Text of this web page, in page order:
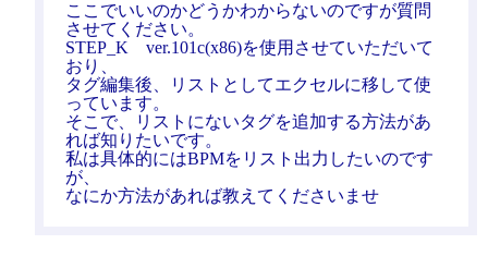
ここでいいのかどうかわからないのですが質問
させてください。
STEP_K ver.101c(x86)を使用させていただいて
おり、
タグ編集後、リストとしてエクセルに移して使
っています。
そこで、リストにないタグを追加する方法があ
れば知りたいです。
私は具体的にはBPMをリスト出力したいのです
が、
なにか方法があれば教えてくださいませ